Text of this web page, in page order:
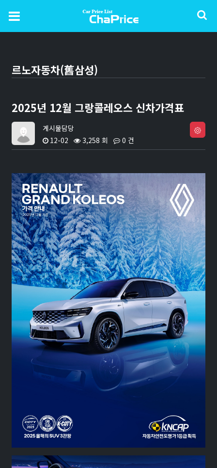
르노자동차(舊삼성)
2025년 12월 그랑콜레오스 신차가격표
게시물담당
12-02
3,258 회 0 건